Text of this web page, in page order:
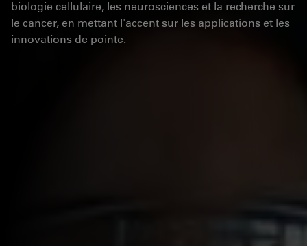
biologie cellulaire, les neurosciences et la recherche sur
le cancer, en mettant l'accent sur les applications et les
innovations de pointe.